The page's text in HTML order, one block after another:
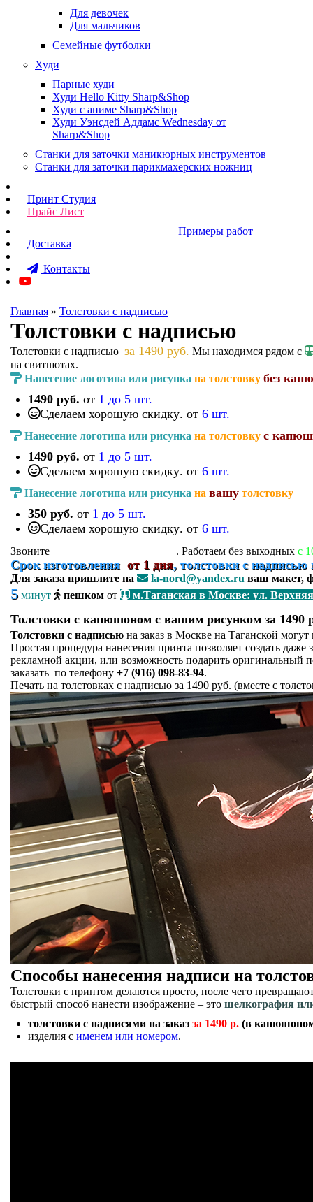
Для девочек
Для мальчиков
Семейные футболки
Худи
Парные худи
Худи Hello Kitty Sharp&Shop
Худи с аниме Sharp&Shop
Худи Уэнсдей Аддамс Wednesday от
Sharp&Shop
Станки для заточки маникюрных инструментов
Станки для заточки парикмахерских ножниц
Принт Студия
Прайс Лист
Примеры работ
Доставка
Контакты
Главная » Толстовки с надписью
Толстовки с надписью
Толстовки с надписью за 1490 руб. Мы находимся рядом с
на свитшотах.
Нанесение логотипа или рисунка на толстовку без
1490 руб. от 1 до 5 шт.
Сделаем хорошую скидку. от 6 шт.
Нанесение логотипа или рисунка на толстовку с
1490 руб. от 1 до 5 шт.
Сделаем хорошую скидку. от 6 шт.
Нанесение логотипа или рисунка на вашу толстовку
350 руб. от 1 до 5 шт.
Сделаем хорошую скидку. от 6 шт.
Звоните . Работаем без выходных с
Срок изготовления от 1 дня, толстовки с
Для заказа пришлите на la-nord@yandex.ru ваш макет,
5 минут пешком от м.Таганская в Москве: ул.
Толстовки с капюшоном с вашим рисунком за 1490
Толстовки с надписью на заказ в Москве на Таганской
Простая процедура нанесения принта позволяет создать
рекламной акции, или возможность подарить оригинальный
заказать по телефону +7 (916) 098-83-94.
Печать на толстовках с надписью за 1490 руб. (вместе с
Способы нанесения надписи на
Толстовки с принтом делаются просто, после чего
быстрый способ нанести изображение – это шелкография
толстовки с надписями на заказ за 1490 р. (в
изделия с именем или номером.